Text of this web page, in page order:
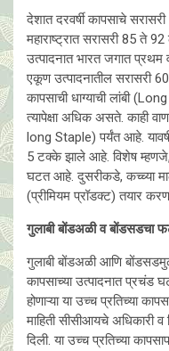
देशात दरवर्षी कापसाचे
महाराष्ट्रात सरासरी 85 ते
उत्पादनात भारत जगात प्रथम
एकूण उत्पादनातील सरासरी
कापसाची धाग्याची लांबी
त्यापेक्षा अधिक असते. काही
long Staple) पर्यंत आहे.
5 टक्के झाले आहे. विशेष म्हणजे,
घटत आहे. दुसरीकडे, कच्च्या
(प्रीमियम प्रॉडक्ट) तयार
गुलाबी बोंडअळी व बोंडसडचा
गुलाबी बोंडअळी आणि बोंडसडमुळे
कापसाच्या उत्पादनात प्रचंड
होणाऱ्या या उच्च प्रतिच्या
माहिती सीसीआयचे अधिकारी व
दिली. या उच्च प्रतिच्या